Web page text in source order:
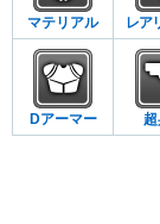
マテリアル レア
Dアーマー 超